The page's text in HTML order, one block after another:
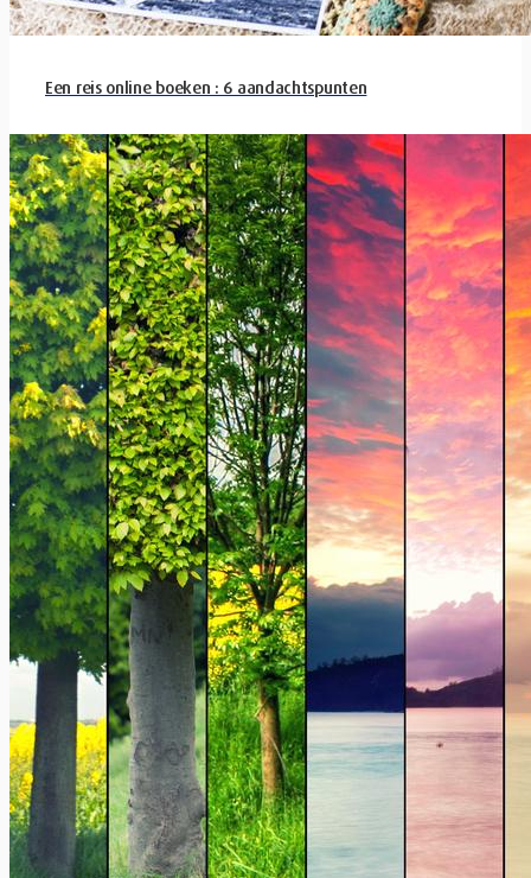
Een reis online boeken : 6 aandachtspunten